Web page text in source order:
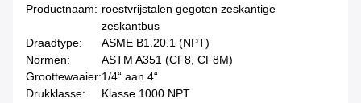
Productnaam: roestvrijstalen gegoten zeskantige
zeskantbus
Draadtype:
ASME B1.20.1 (NPT)
Normen:
ASTM A351 (CF8, CF8M)
Groottewaaier:1/4“ aan 4“
Drukklasse:
Klasse 1000 NPT